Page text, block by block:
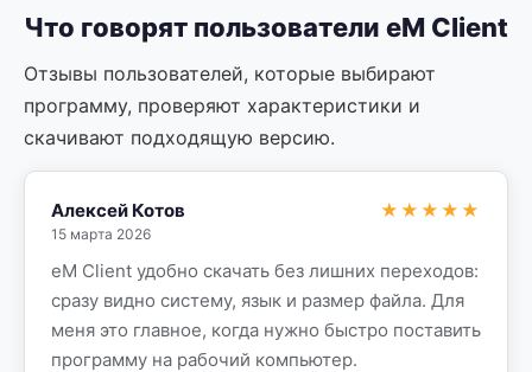
Что говорят пользователи eM Client
Отзывы пользователей, которые выбирают
программу, проверяют характеристики и
скачивают подходящую версию.
Алексей Котов
15 марта 2026
★★★★★
eM Client удобно скачать без лишних переходов:
сразу видно систему, язык и размер файла. Для
меня это главное, когда нужно быстро поставить
программу на рабочий компьютер.